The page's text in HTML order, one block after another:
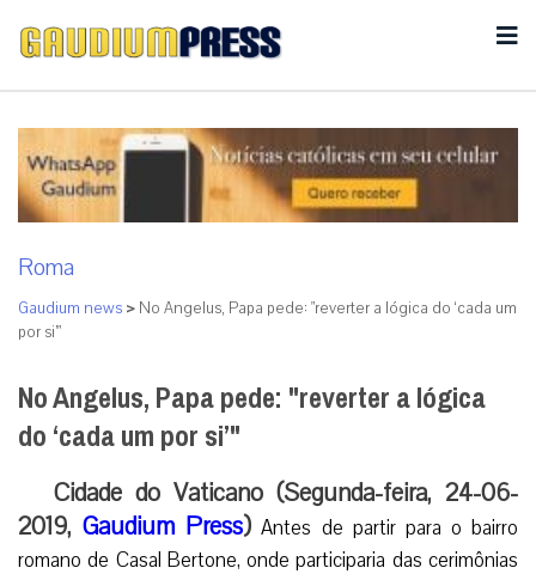
Roma
Gaudium news > No Angelus, Papa pede: "reverter a lógica do ‘cada um
por si’"
No Angelus, Papa pede: "reverter a lógica
do ‘cada um por si’"
Cidade do Vaticano (Segunda-feira, 24-06-
2019,Gaudium Press) Antes de partir para o bairro
romano de Casal Bertone, onde participaria das cerimônias